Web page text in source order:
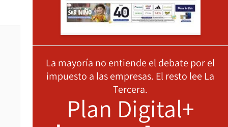
La mayoría no entiende el debate por el
impuesto a las empresas. El resto lee La
Tercera.
Plan Digital+